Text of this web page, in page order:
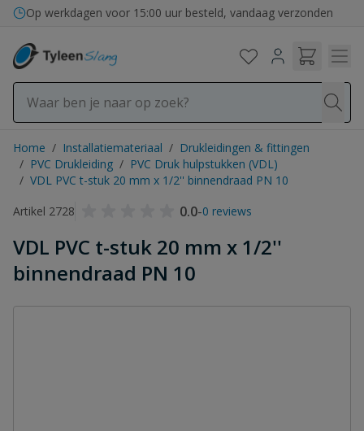
Ga naar de inhoud
Op werkdagen voor 15:00 uur besteld, vandaag verzonden
Home / Installatiemateriaal / Drukleidingen & fittingen
/ PVC Drukleiding / PVC Druk hulpstukken (VDL)
/ VDL PVC t-stuk 20 mm x 1/2'' binnendraad PN 10
Artikel 2728
0.0-0 reviews
VDL PVC t-stuk 20 mm x 1/2''
binnendraad PN 10